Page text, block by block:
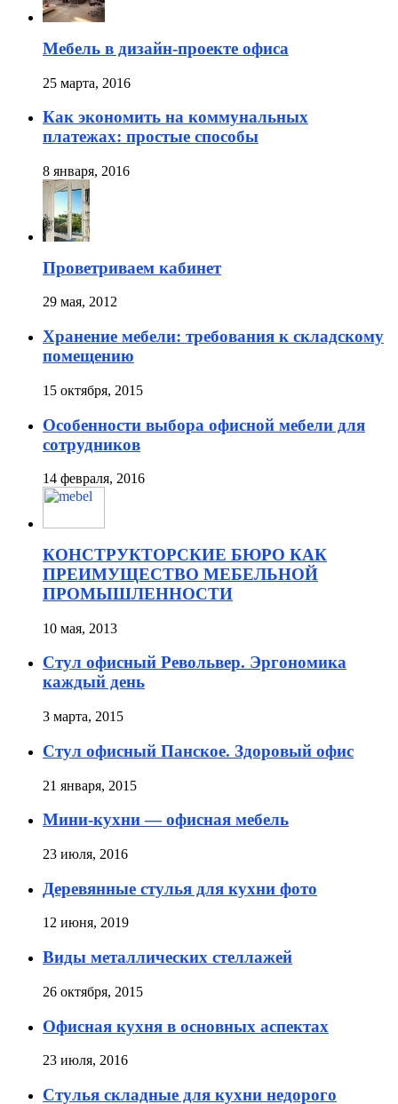
Мебель в дизайн-проекте офиса
25 марта, 2016
Как экономить на коммунальных
платежах: простые способы
8 января, 2016
Проветриваем кабинет
29 мая, 2012
Хранение мебели: требования к складскому
помещению
15 октября, 2015
Особенности выбора офисной мебели для
сотрудников
14 февраля, 2016
КОНСТРУКТОРСКИЕ БЮРО КАК
ПРЕИМУЩЕСТВО МЕБЕЛЬНОЙ
ПРОМЫШЛЕННОСТИ
10 мая, 2013
Стул офисный Револьвер. Эргономика
каждый день
3 марта, 2015
Стул офисный Панское. Здоровый офис
21 января, 2015
Мини-кухни — офисная мебель
23 июля, 2016
Деревянные стулья для кухни фото
12 июня, 2019
Виды металлических стеллажей
26 октября, 2015
Офисная кухня в основных аспектах
23 июля, 2016
Стулья складные для кухни недорого